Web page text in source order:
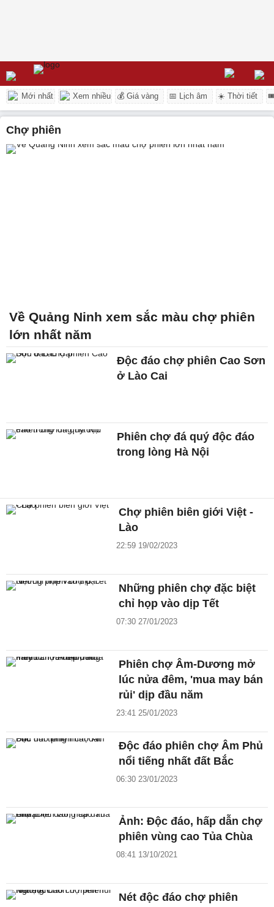
Mới nhất Xem nhiều 💰 Giá vàng 📅 Lịch âm ☀️ Thời tiết
chợ phiên
Về Quảng Ninh xem sắc màu chợ phiên
lớn nhất năm
Độc đáo chợ phiên Cao Sơn
ở Lào Cai
Phiên chợ đá quý độc đáo
trong lòng Hà Nội
Chợ phiên biên giới Việt -
Lào
22:59 19/02/2023
Những phiên chợ đặc biệt
chỉ họp vào dịp Tết
07:30 27/01/2023
Phiên chợ Âm-Dương mở
lúc nửa đêm, 'mua may bán
rủi' dịp đầu năm
23:41 25/01/2023
Độc đáo phiên chợ Âm Phủ
nổi tiếng nhất đất Bắc
06:30 23/01/2023
Ảnh: Độc đáo, hấp dẫn chợ
phiên vùng cao Tủa Chùa
08:41 13/10/2021
Nét độc đáo chợ phiên